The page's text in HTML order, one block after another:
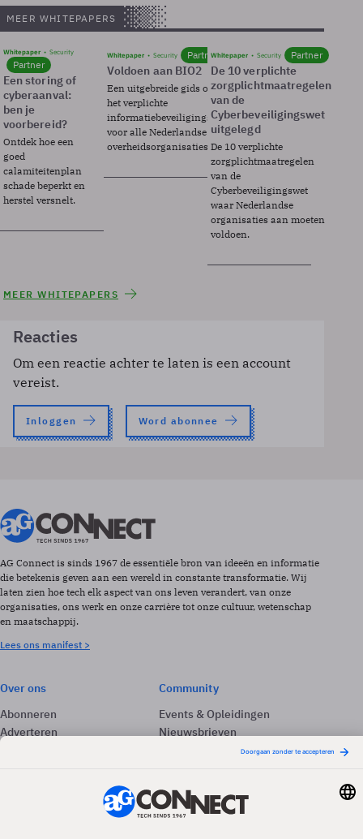
MEER WHITEPAPERS
Whitepaper Security
Partner
Een storing of
cyberaanval:
ben je
voorbereid?
Ontdek hoe een
goed
calamiteitenplan
schade beperkt en
herstel versnelt.
Whitepaper Security Partner
Voldoen aan BIO2
Een uitgebreide gids over BIO2,
het verplichte
informatiebeveiligingsframework
voor alle Nederlandse
overheidsorganisaties.
Whitepaper Security Partner
De 10 verplichte
zorgplichtmaatregelen
van de
Cyberbeveiligingswet
uitgelegd
De 10 verplichte
zorgplichtmaatregelen
van de
Cyberbeveiligingswet
waar Nederlandse
organisaties aan moeten
voldoen.
MEER WHITEPAPERS
Reacties
Om een reactie achter te laten is een account
vereist.
Inloggen Word abonnee
AG Connect is sinds 1967 de essentiële bron van ideeën en informatie
die betekenis geven aan een wereld in constante transformatie. Wij
laten zien hoe tech elk aspect van ons leven verandert, van onze
organisaties, ons werk en onze carrière tot onze cultuur, wetenschap
en maatschappij.
Lees ons manifest >
Over ons
Abonneren
Adverteren
Community
Events & Opleidingen
Nieuwsbrieven